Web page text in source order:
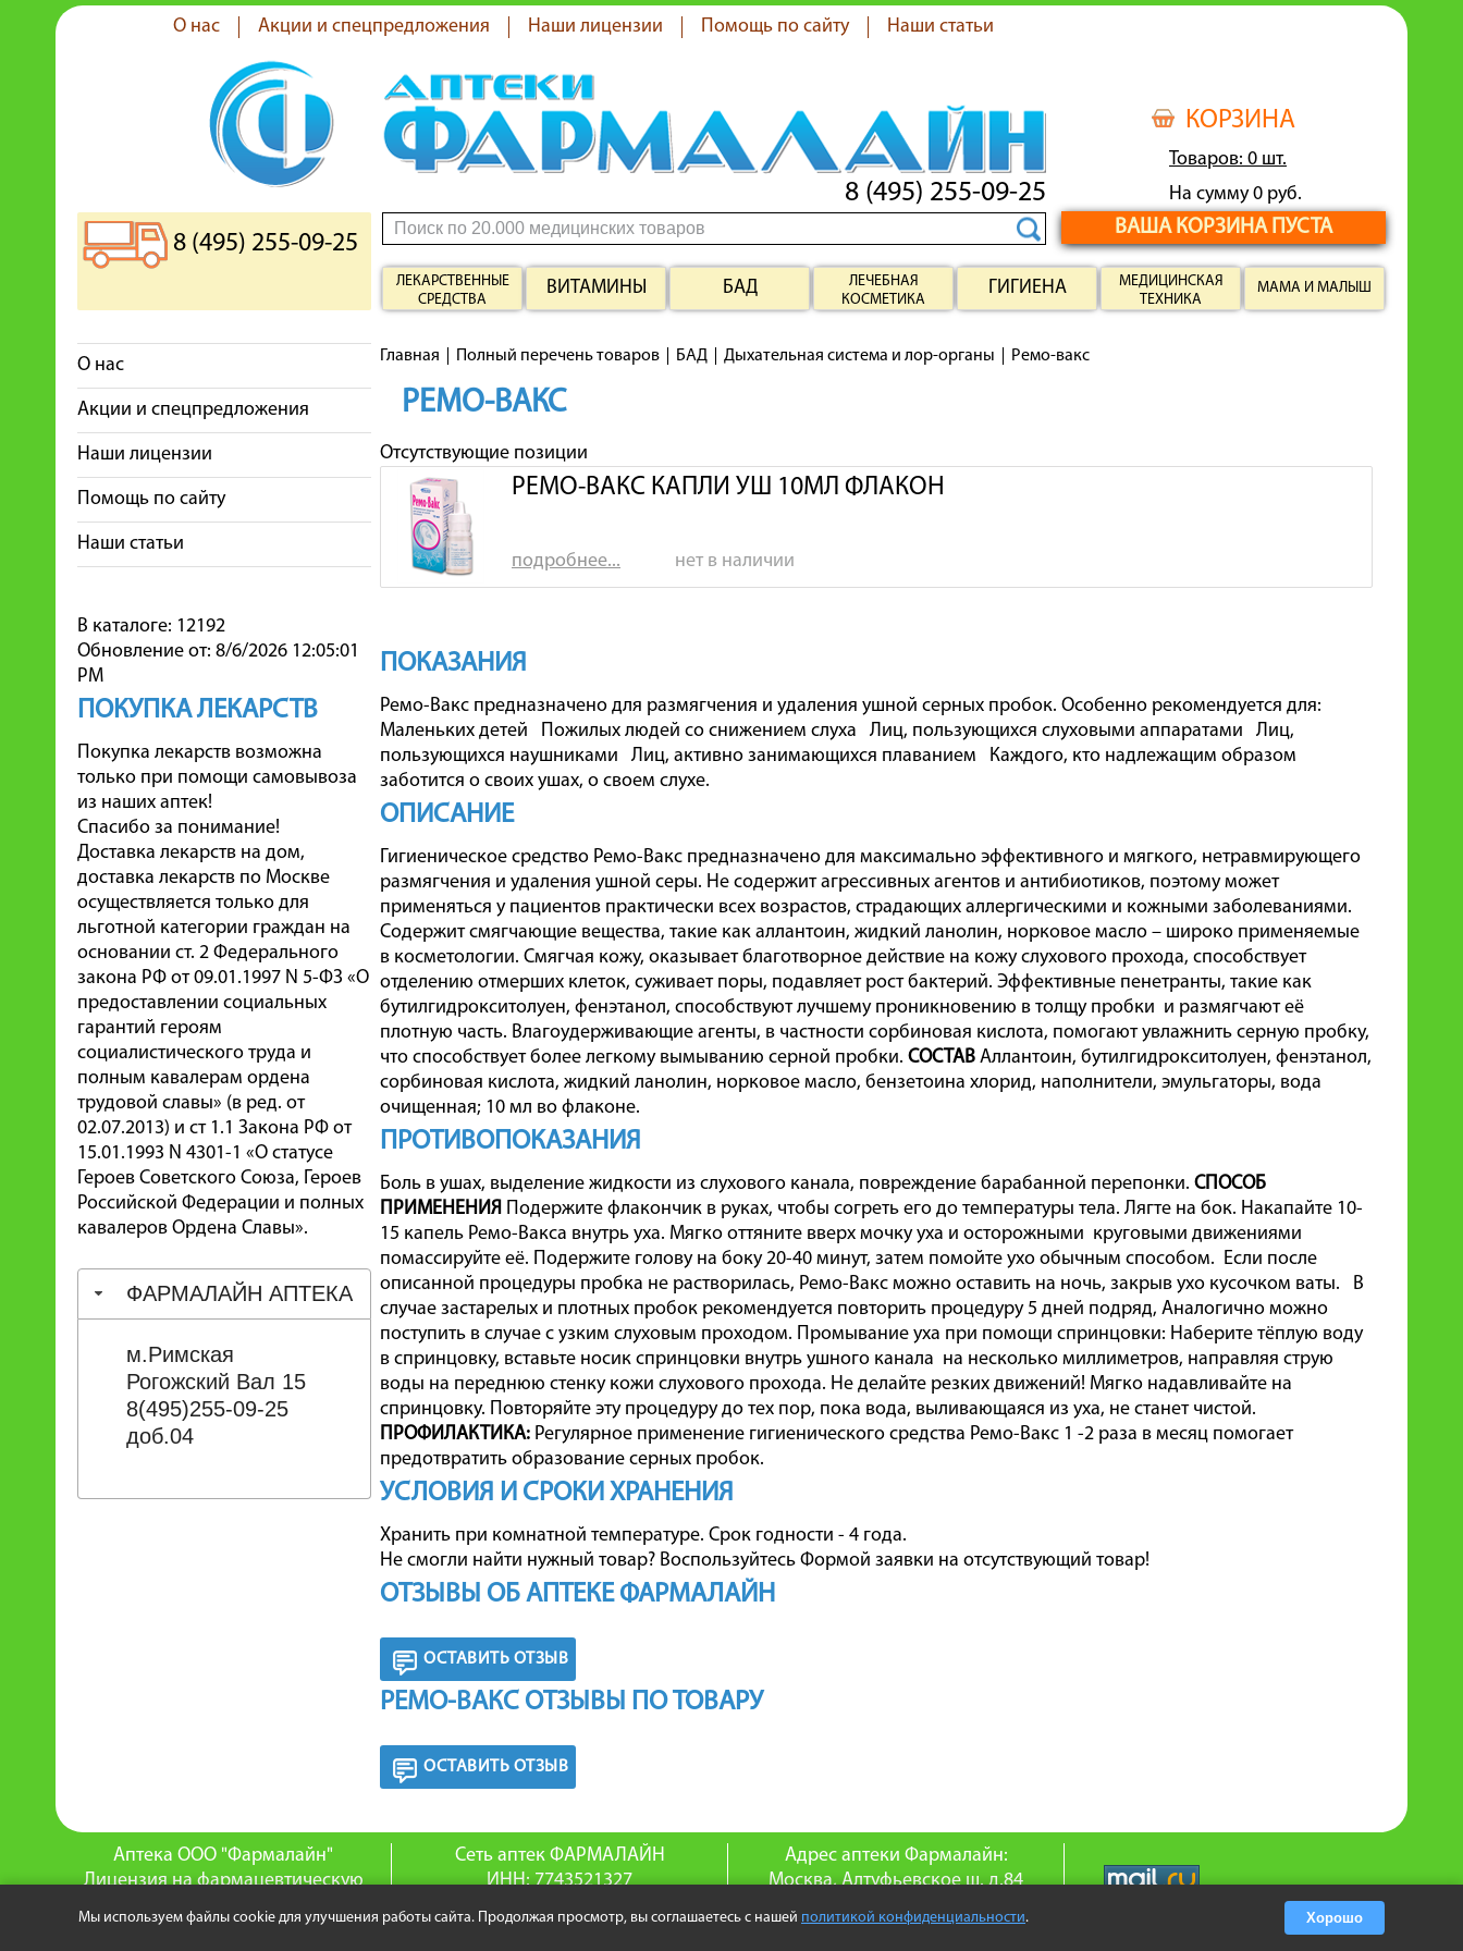
О нас Акции и спецпредложения Наши лицензии Помощь по сайту Наши статьи
КОРЗИНА
Товаров: 0 шт.
На сумму 0 руб.
ВАША КОРЗИНА ПУСТА
8 (495) 255-09-25
8 (495) 255-09-25
ЛЕКАРСТВЕННЫЕ
СРЕДСТВА
ВИТАМИНЫ БАД
ЛЕЧЕБНАЯ
КОСМЕТИКА
ГИГИЕНА
МЕДИЦИНСКАЯ
ТЕХНИКА
МАМА И МАЛЫШ
О нас
Акции и спецпредложения
Наши лицензии
Помощь по сайту
Наши статьи
В каталоге: 12192
Обновление от: 8/6/2026 12:05:01
PM
ПОКУПКА ЛЕКАРСТВ
Покупка лекарств возможна
только при помощи самовывоза
из наших аптек!
Спасибо за понимание!
Доставка лекарств на дом,
доставка лекарств по Москве
осуществляется только для
льготной категории граждан на
основании ст. 2 Федерального
закона РФ от 09.01.1997 N 5-ФЗ «О
предоставлении социальных
гарантий героям
социалистического труда и
полным кавалерам ордена
трудовой славы» (в ред. от
02.07.2013) и ст 1.1 Закона РФ от
15.01.1993 N 4301-1 «О статусе
Героев Советского Союза, Героев
Российской Федерации и полных
кавалеров Ордена Славы».
ФАРМАЛАЙН АПТЕКА
м.Римская
Рогожский Вал 15
8(495)255-09-25
доб.04
Главная Полный перечень товаров БАД Дыхательная система и лор-органы Ремо-вакс
РЕМО-ВАКС
Отсутствующие позиции
РЕМО-ВАКС КАПЛИ УШ 10МЛ ФЛАКОН
подробнее... нет в наличии
ПОКАЗАНИЯ
Ремо-Вакс предназначено для размягчения и удаления ушной серных пробок. Особенно рекомендуется для:
Маленьких детей Пожилых людей со снижением слуха Лиц, пользующихся слуховыми аппаратами Лиц,
пользующихся наушниками Лиц, активно занимающихся плаванием Каждого, кто надлежащим образом
заботится о своих ушах, о своем слухе.
ОПИСАНИЕ
Гигиеническое средство Ремо-Вакс предназначено для максимально эффективного и мягкого, нетравмирующего
размягчения и удаления ушной серы. Не содержит агрессивных агентов и антибиотиков, поэтому может
применяться у пациентов практически всех возрастов, страдающих аллергическими и кожными заболеваниями.
Содержит смягчающие вещества, такие как аллантоин, жидкий ланолин, норковое масло – широко применяемые
в косметологии. Смягчая кожу, оказывает благотворное действие на кожу слухового прохода, способствует
отделению отмерших клеток, суживает поры, подавляет рост бактерий. Эффективные пенетранты, такие как
бутилгидрокситолуен, фенэтанол, способствуют лучшему проникновению в толщу пробки и размягчают её
плотную часть. Влагоудерживающие агенты, в частности сорбиновая кислота, помогают увлажнить серную пробку,
что способствует более легкому вымыванию серной пробки. СОСТАВ Аллантоин, бутилгидрокситолуен, фенэтанол,
сорбиновая кислота, жидкий ланолин, норковое масло, бензетоина хлорид, наполнители, эмульгаторы, вода
очищенная; 10 мл во флаконе.
ПРОТИВОПОКАЗАНИЯ
Боль в ушах, выделение жидкости из слухового канала, повреждение барабанной перепонки. СПОСОБ
ПРИМЕНЕНИЯ Подержите флакончик в руках, чтобы согреть его до температуры тела. Лягте на бок. Накапайте 10-
15 капель Ремо-Вакса внутрь уха. Мягко оттяните вверх мочку уха и осторожными круговыми движениями
помассируйте её. Подержите голову на боку 20-40 минут, затем помойте ухо обычным способом. Если после
описанной процедуры пробка не растворилась, Ремо-Вакс можно оставить на ночь, закрыв ухо кусочком ваты. В
случае застарелых и плотных пробок рекомендуется повторить процедуру 5 дней подряд, Аналогично можно
поступить в случае с узким слуховым проходом. Промывание уха при помощи спринцовки: Наберите тёплую воду
в спринцовку, вставьте носик спринцовки внутрь ушного канала на несколько миллиметров, направляя струю
воды на переднюю стенку кожи слухового прохода. Не делайте резких движений! Мягко надавливайте на
спринцовку. Повторяйте эту процедуру до тех пор, пока вода, выливающаяся из уха, не станет чистой.
ПРОФИЛАКТИКА: Регулярное применение гигиенического средства Ремо-Вакс 1 -2 раза в месяц помогает
предотвратить образование серных пробок.
УСЛОВИЯ И СРОКИ ХРАНЕНИЯ
Хранить при комнатной температуре. Срок годности - 4 года.
Не смогли найти нужный товар? Воспользуйтесь Формой заявки на отсутствующий товар!
ОТЗЫВЫ ОБ АПТЕКЕ ФАРМАЛАЙН
ОСТАВИТЬ ОТЗЫВ
РЕМО-ВАКС ОТЗЫВЫ ПО ТОВАРУ
ОСТАВИТЬ ОТЗЫВ
Аптека ООО "Фармалайн"
Лицензия на фармацевтическую
деятельность:
№ ФС-99-02-005621 от 14.10.2016
Сеть аптек ФАРМАЛАЙН
ИНН: 7743521327
ОГРН: 1047796129831
© 2014-2026 www.aptprice.ru
Адрес аптеки Фармалайн:
Москва, Алтуфьевское ш. д.84
телефон: 8(495) 255-09-25
Мы используем файлы cookie для улучшения работы сайта. Продолжая просмотр, вы соглашаетесь с нашей политикой конфиденциальности. Хорошо